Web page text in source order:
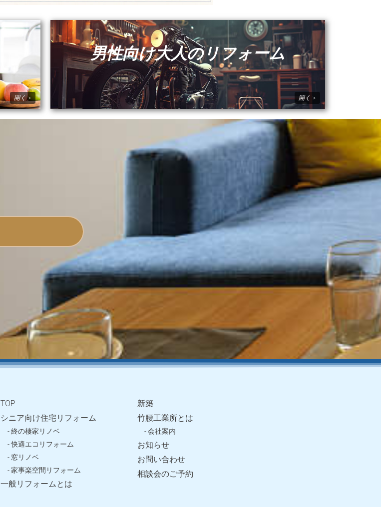
男性向け大人のリフォーム
TOP
シニア向け住宅リフォーム
- 終の棲家リノベ
- 快適エコリフォーム
- 窓リノベ
- 家事楽空間リフォーム
一般リフォームとは
新築
竹腰工業所とは
- 会社案内
お知らせ
お問い合わせ
相談会のご予約